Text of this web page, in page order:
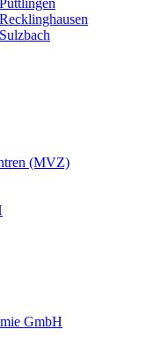
(MVZ)
GmbH